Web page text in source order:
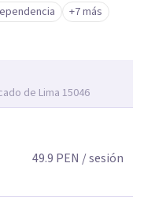
+7 más
de Lima 15046
49.9 PEN / sesión